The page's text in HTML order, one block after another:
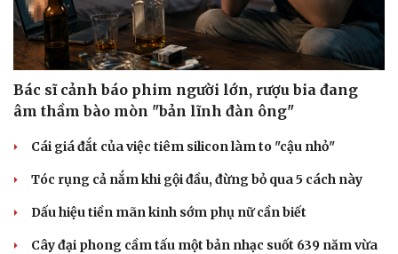
Bác sĩ cảnh báo phim người lớn, rượu bia đang
âm thầm bào mòn "bản lĩnh đàn ông"
Cái giá đắt của việc tiêm silicon làm to "cậu nhỏ"
Tóc rụng cả nắm khi gội đầu, đừng bỏ qua 5 cách này
Dấu hiệu tiền mãn kinh sớm phụ nữ cần biết
Cây đại phong cầm tấu một bản nhạc suốt 639 năm vừa